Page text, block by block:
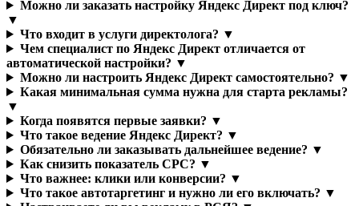
Можно ли заказать настройку Яндекс Директ под ключ?
▼
Что входит в услуги директолога? ▼
Чем специалист по Яндекс Директ отличается от
автоматической настройки? ▼
Можно ли настроить Яндекс Директ самостоятельно? ▼
Какая минимальная сумма нужна для старта рекламы?
▼
Когда появятся первые заявки? ▼
Что такое ведение Яндекс Директ? ▼
Обязательно ли заказывать дальнейшее ведение? ▼
Как снизить показатель CPC? ▼
Что важнее: клики или конверсии? ▼
Что такое автотаргетинг и нужно ли его включать? ▼